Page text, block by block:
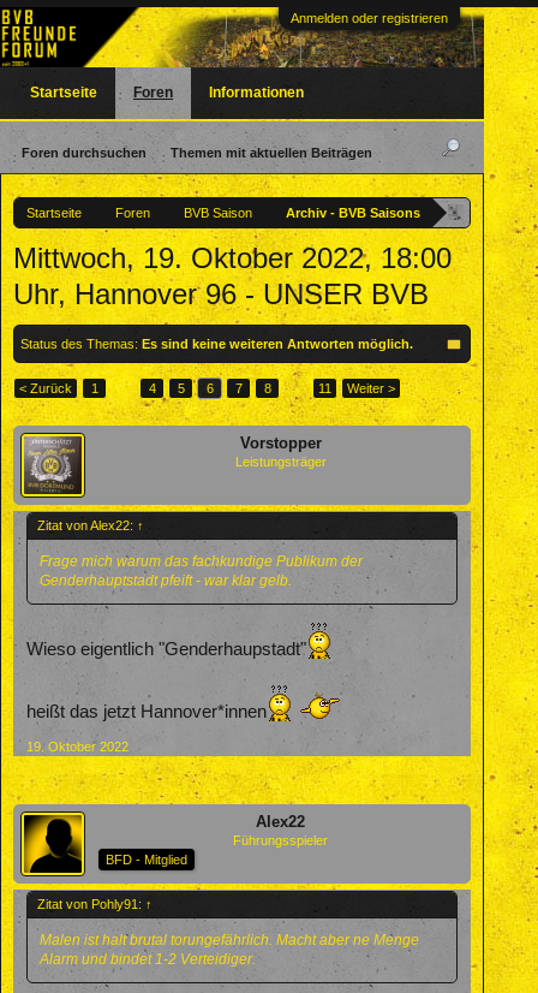
Anmelden oder registrieren
Startseite Foren BVB Saison Archiv - BVB Saisons
Mittwoch, 19. Oktober 2022, 18:00
Uhr, Hannover 96 - UNSER BVB
Status des Themas: Es sind keine weiteren Antworten möglich.
< Zurück 1 ← 4 5 6 7 8 → 11 Weiter >
Vorstopper
Leistungsträger
Zitat von Alex22: ↑
Frage mich warum das fachkundige Publikum der
Genderhauptstadt pfeift - war klar gelb.
Wieso eigentlich "Genderhaupstadt"
heißt das jetzt Hannover*innen
19. Oktober 2022
Alex22
Führungsspieler
BFD - Mitglied
Zitat von Pohly91: ↑
Malen ist halt brutal torungefährlich. Macht aber ne Menge
Alarm und bindet 1-2 Verteidiger.
Startseite Foren
Foren durchsuchen Themen mit aktuellen Beiträgen
Informationen